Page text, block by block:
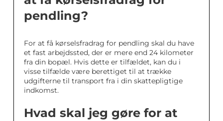
pendling?
For at få kørselsfradrag for pendling skal du have
et fast arbejdssted, der er mere end 24 kilometer
fra din bopæl. Hvis dette er tilfældet, kan du i
visse tilfælde være berettiget til at trække
udgifterne til transport fra i din skattepligtige
indkomst.
Hvad skal jeg gøre for at